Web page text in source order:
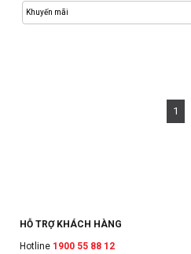
1
HỖ TRỢ KHÁCH HÀNG
Hotline 1900 55 88 12